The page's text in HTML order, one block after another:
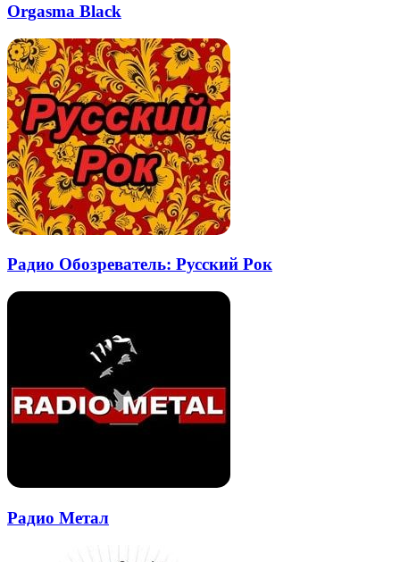
Orgasma Black
Радио Обозреватель: Русский Рок
Радио Метал